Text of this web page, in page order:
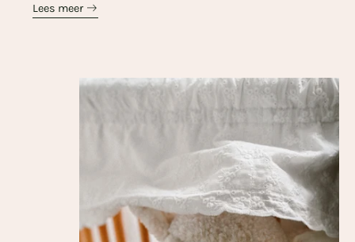
Lees meer